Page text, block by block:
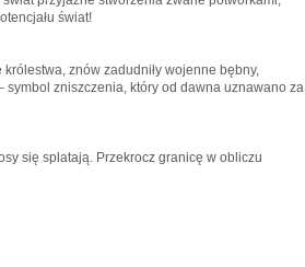
świat!
znów zadudniły wojenne bębny,
zniszczenia, który od dawna uznawano za
się splatają. Przekrocz granicę w obliczu